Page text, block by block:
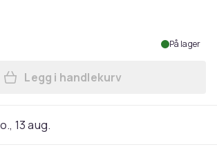
På lager
Legg Runde drikkeglas i 6-
Legg i handlekurv
13 aug.